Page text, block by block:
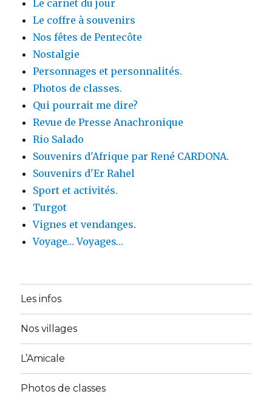
Le carnet du jour
Le coffre à souvenirs
Nos fêtes de Pentecôte
Nostalgie
Personnages et personnalités.
Photos de classes.
Qui pourrait me dire?
Revue de Presse Anachronique
Rio Salado
Souvenirs d'Afrique par René CARDONA.
Souvenirs d'Er Rahel
Sport et activités.
Turgot
Vignes et vendanges.
Voyage… Voyages…
Les infos
Nos villages
L’Amicale
Photos de classes